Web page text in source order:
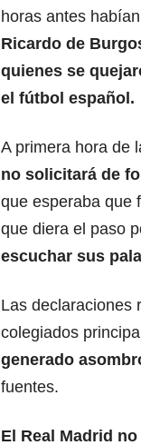
horas antes
Ricardo de
quienes se
el fútbol español.
A primera hora de
no solicitará de
que esperaba que
que diera el paso
escuchar sus
Las declaraciones
colegiados
generado
fuentes.
El Real Madrid